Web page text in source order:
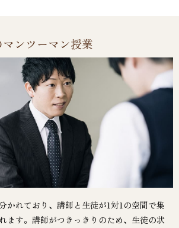
ンツーマン授業
かれており、講師と生徒が1対1の空間で集
ます。講師がつきっきりのため、生徒の状